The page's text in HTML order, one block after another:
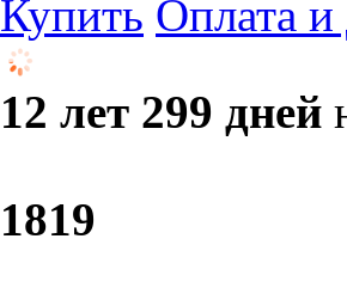
Купить Оплата и
12 лет 299 дней
1819